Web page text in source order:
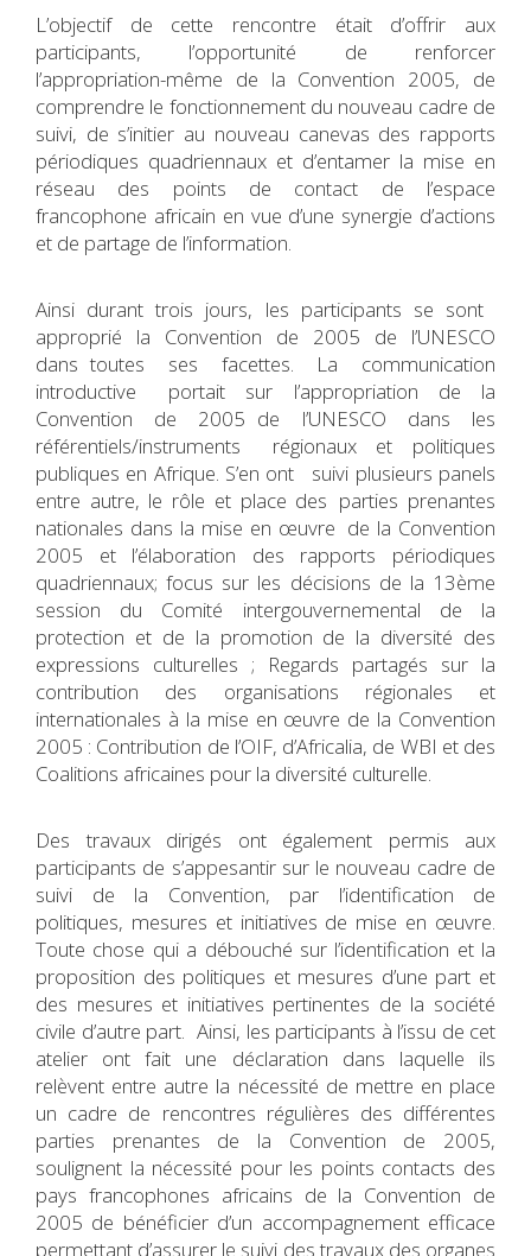
L’objectif de cette rencontre était d’offrir aux
participants, l’opportunité de renforcer
l’appropriation-même de la Convention 2005, de
comprendre le fonctionnement du nouveau cadre de
suivi, de s’initier au nouveau canevas des rapports
périodiques quadriennaux et d’entamer la mise en
réseau des points de contact de l’espace
francophone africain en vue d’une synergie d’actions
et de partage de l’information.
Ainsi durant trois jours, les participants se sont
approprié la Convention de 2005 de l’UNESCO
dans toutes ses facettes. La communication
introductive portait sur l’appropriation de la
Convention de 2005 de l’UNESCO dans les
référentiels/instruments régionaux et politiques
publiques en Afrique. S’en ont suivi plusieurs panels
entre autre, le rôle et place des parties prenantes
nationales dans la mise en œuvre de la Convention
2005 et l’élaboration des rapports périodiques
quadriennaux; focus sur les décisions de la 13ème
session du Comité intergouvernemental de la
protection et de la promotion de la diversité des
expressions culturelles ; Regards partagés sur la
contribution des organisations régionales et
internationales à la mise en œuvre de la Convention
2005 : Contribution de l’OIF, d’Africalia, de WBI et des
Coalitions africaines pour la diversité culturelle.
Des travaux dirigés ont également permis aux
participants de s’appesantir sur le nouveau cadre de
suivi de la Convention, par l’identification de
politiques, mesures et initiatives de mise en œuvre.
Toute chose qui a débouché sur l’identification et la
proposition des politiques et mesures d’une part et
des mesures et initiatives pertinentes de la société
civile d’autre part. Ainsi, les participants à l’issu de cet
atelier ont fait une déclaration dans laquelle ils
relèvent entre autre la nécessité de mettre en place
un cadre de rencontres régulières des différentes
parties prenantes de la Convention de 2005,
soulignent la nécessité pour les points contacts des
pays francophones africains de la Convention de
2005 de bénéficier d’un accompagnement efficace
permettant d’assurer le suivi des travaux des organes